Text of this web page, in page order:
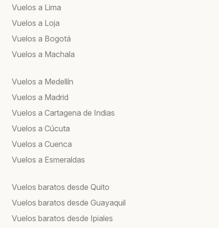
Vuelos a Lima
Vuelos a Loja
Vuelos a Bogotá
Vuelos a Machala
Vuelos a Medellín
Vuelos a Madrid
Vuelos a Cartagena de Indias
Vuelos a Cúcuta
Vuelos a Cuenca
Vuelos a Esmeraldas
Vuelos baratos desde Quito
Vuelos baratos desde Guayaquil
Vuelos baratos desde Ipiales